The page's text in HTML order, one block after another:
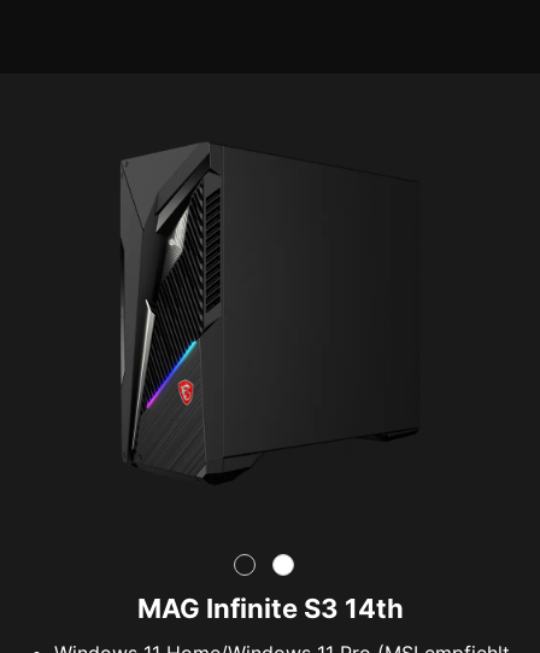
MAG Infinite S3 14th
Windows 11 Home/Windows 11 Pro (MSI empfiehlt
Windows 11 Pro für Unternehmen.)